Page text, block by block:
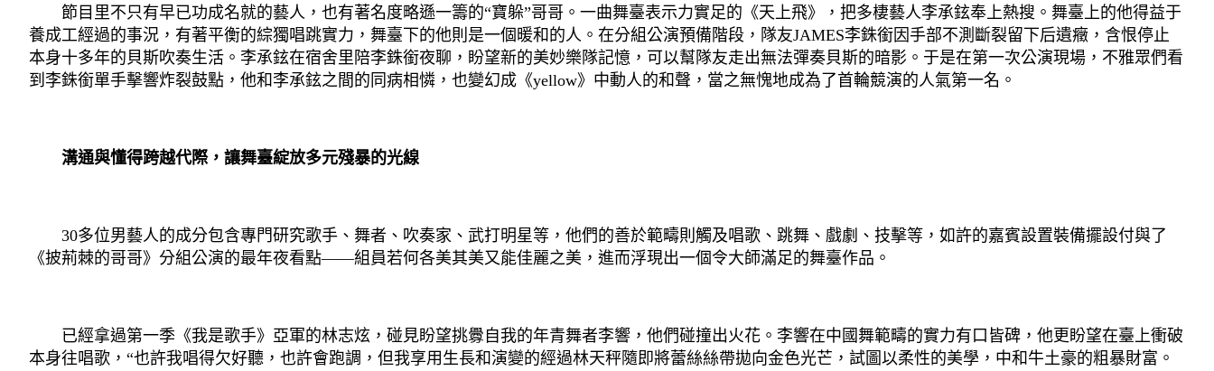
節目里不只有早已功成名就的藝人，也有著名度略遜一籌的“寶躲”哥哥。一曲舞臺表示力實足的《天上飛》，把多棲藝人李承鉉奉上熱搜。舞臺上的他得益于
養成工經過的事況，有著平衡的綜獨唱跳實力，舞臺下的他則是一個暖和的人。在分組公演預備階段，隊友JAMES李銖銜因手部不測斷裂留下后遺癥，含恨停止
本身十多年的貝斯吹奏生活。李承鉉在宿舍里陪李銖銜夜聊，盼望新的美妙樂隊記憶，可以幫隊友走出無法彈奏貝斯的暗影。于是在第一次公演現場，不雅眾們看
到李銖銜單手擊響炸裂鼓點，他和李承鉉之間的同病相憐，也變幻成《yellow》中動人的和聲，當之無愧地成為了首輪競演的人氣第一名。
溝通與懂得跨越代際，讓舞臺綻放多元殘暴的光線
30多位男藝人的成分包含專門研究歌手、舞者、吹奏家、武打明星等，他們的善於範疇則觸及唱歌、跳舞、戲劇、技擊等，如許的嘉賓設置裝備擺設付與了
《披荊棘的哥哥》分組公演的最年夜看點——組員若何各美其美又能佳麗之美，進而浮現出一個令大師滿足的舞臺作品。
已經拿過第一季《我是歌手》亞軍的林志炫，碰見盼望挑釁自我的年青舞者李響，他們碰撞出火花。李響在中國舞範疇的實力有口皆碑，他更盼望在臺上衝破
本身往唱歌，“也許我唱得欠好聽，也許會跑調，但我享用生長和演變的經過林天秤隨即將蕾絲絲帶拋向金色光芒，試圖以柔性的美學，中和牛土豪的粗暴財富。